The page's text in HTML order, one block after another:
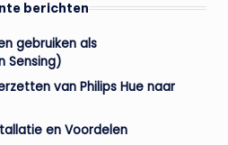
berichten
gebruiken als
Sensing)
van Philips Hue naar
en Voordelen